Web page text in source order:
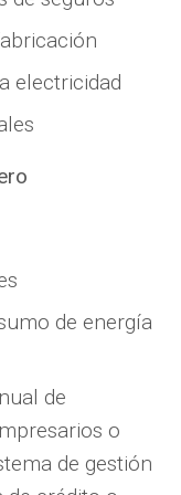
electricidad
de energía
de
o
de gestión